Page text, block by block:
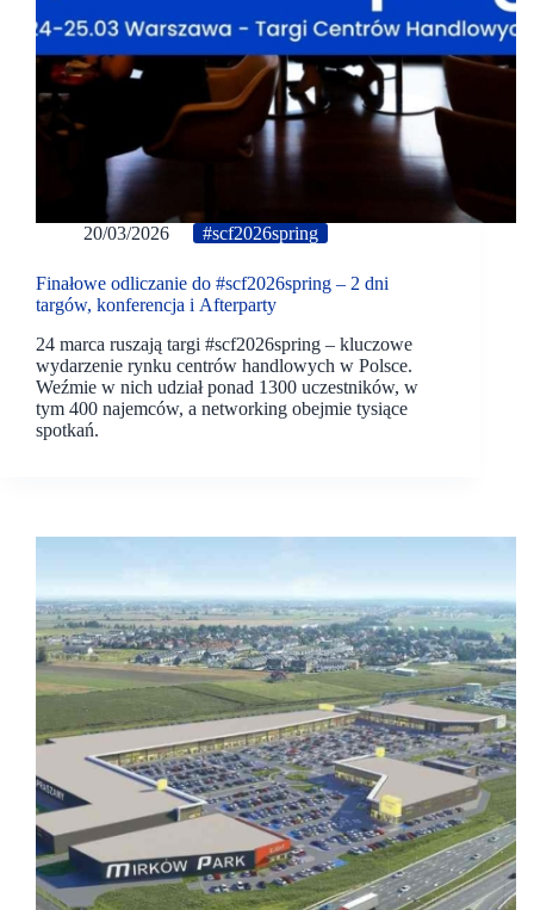
20/03/2026 #scf2026spring
Finałowe odliczanie do #scf2026spring – 2 dni
targów, konferencja i Afterparty
24 marca ruszają targi #scf2026spring – kluczowe
wydarzenie rynku centrów handlowych w Polsce.
Weźmie w nich udział ponad 1300 uczestników, w
tym 400 najemców, a networking obejmie tysiące
spotkań.